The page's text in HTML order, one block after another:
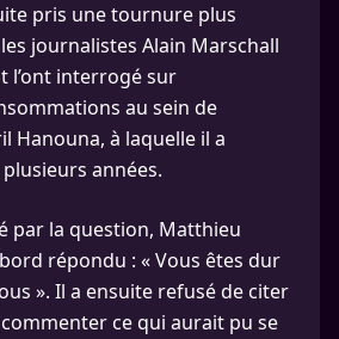
pris une tournure plus
journalistes Alain Marschall
l’ont interrogé sur
au sein de
Hanouna, à laquelle il a
années.
par la question, Matthieu
répondu : « Vous êtes dur
». Il a ensuite refusé de citer
ce qui aurait pu se